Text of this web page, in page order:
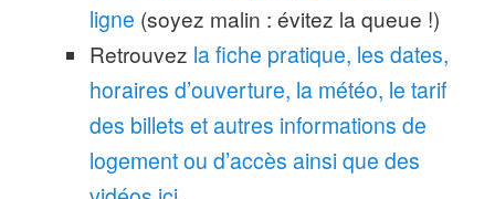
ligne (soyez malin : évitez la queue !)
Retrouvez la fiche pratique, les dates,
horaires d’ouverture, la météo, le tarif
des billets et autres informations de
logement ou d’accès ainsi que des